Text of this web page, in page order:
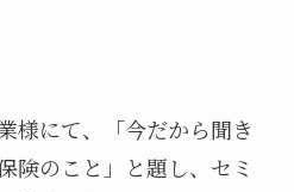
様にて、「今だから聞き
のこと」と題し、セミ